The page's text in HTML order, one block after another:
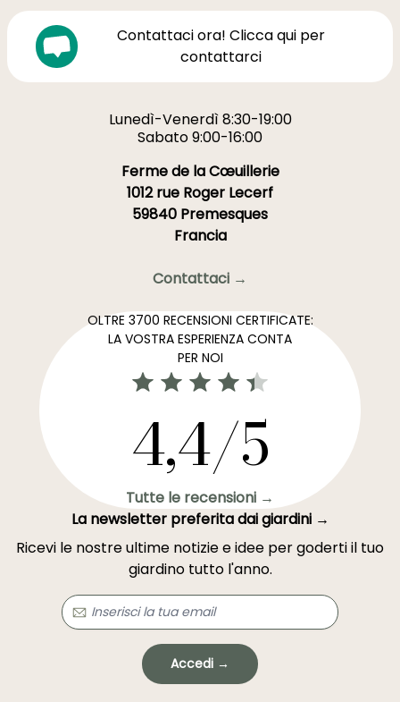
Contattaci ora! Clicca qui per
contattarci
Lunedì-Venerdì 8:30-19:00
Sabato 9:00-16:00
Ferme de la Cœuillerie
1012 rue Roger Lecerf
59840 Premesques
Francia
Contattaci →
OLTRE 3700 RECENSIONI CERTIFICATE:
LA VOSTRA ESPERIENZA CONTA
PER NOI
4,4/5
Tutte le recensioni →
La newsletter preferita dai giardini →
Ricevi le nostre ultime notizie e idee per goderti il tuo
giardino tutto l'anno.
Accedi →